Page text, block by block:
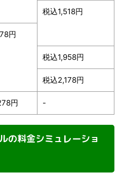
税込1,518円
円
税込1,958円
税込2,178円
円 -
の料金シミュレーショ